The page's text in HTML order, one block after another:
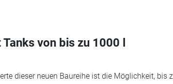
von bis zu 1000 l
dieser neuen Baureihe ist die Möglichkeit,